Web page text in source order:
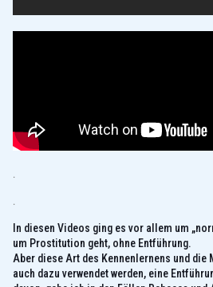
.
.
In diesen Videos ging es vor allem um
um Prostitution geht, ohne Entführung.
Aber diese Art des Kennenlernens und die
auch dazu verwendet werden, eine